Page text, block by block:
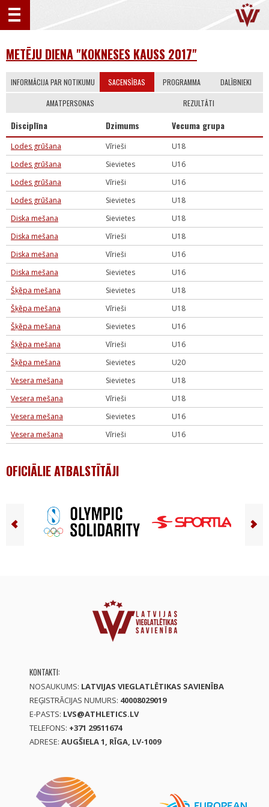
METĒJU DIENA "KOKNESES KAUSS 2017"
INFORMĀCIJA PAR NOTIKUMU SACENSĪBAS PROGRAMMA DALĪBNIEKI
AMATPERSONAS REZULTĀTI
Disciplīna Dzimums Vecuma grupa
Lodes grūšana Vīrieši
U18
Lodes grūšana
Sievietes
U16
Lodes grūšana
Vīrieši
U16
Lodes grūšana
Sievietes
U18
Diska mešana
Sievietes
U18
Diska mešana
Vīrieši
U18
Diska mešana
Vīrieši
U16
Diska mešana
Sievietes
U16
Šķēpa mešana
Sievietes
U18
Šķēpa mešana
Vīrieši
U18
Šķēpa mešana
Sievietes
U16
Šķēpa mešana
Vīrieši
U16
Šķēpa mešana
Sievietes
U20
Vesera mešana
Sievietes
U18
Vesera mešana
Vīrieši
U18
Vesera mešana
Sievietes
U16
Vesera mešana
Vīrieši U16
OFICIĀLIE ATBALSTĪTĀJI
KONTAKTI:
NOSAUKUMS: LATVIJAS VIEGLATLĒTIKAS SAVIENĪBA
REĢISTRĀCIJAS NUMURS: 40008029019
E-PASTS: LVS@ATHLETICS.LV
TELEFONS: +371 29511674
ADRESE: AUGŠIELA 1, RĪGA, LV-1009